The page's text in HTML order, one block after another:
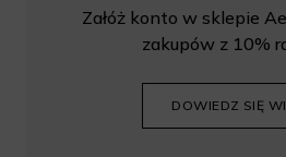
Załóż konto w sklepie
zakupów z 10%
DOWIEDZ SIĘ